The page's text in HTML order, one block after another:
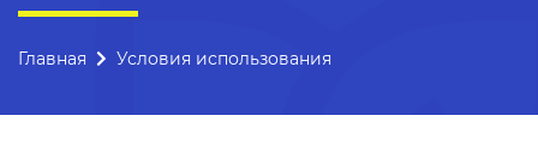
Структура управления
Главная Условия использования